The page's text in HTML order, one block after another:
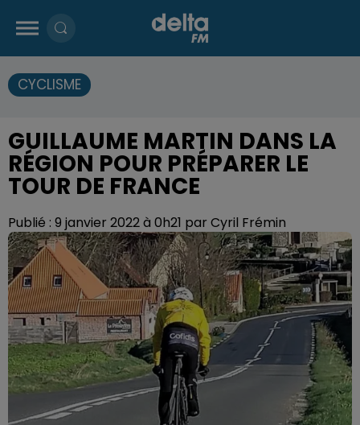
CYCLISME
GUILLAUME MARTIN DANS LA
RÉGION POUR PRÉPARER LE
TOUR DE FRANCE
Publié : 9 janvier 2022 à 0h21 par Cyril Frémin